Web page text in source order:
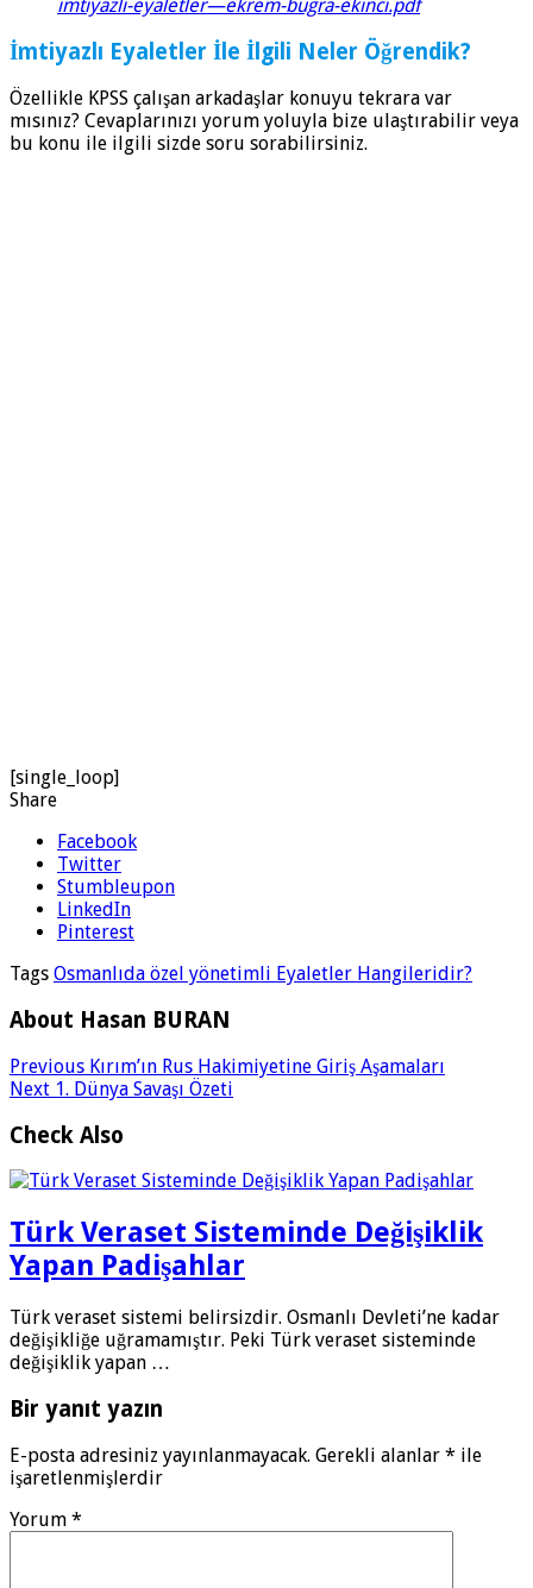
imtiyazli-eyaletler—ekrem-bugra-ekinci.pdf
İmtiyazlı Eyaletler İle İlgili Neler Öğrendik?
Özellikle KPSS çalışan arkadaşlar konuyu tekrara var
mısınız? Cevaplarınızı yorum yoluyla bize ulaştırabilir veya
bu konu ile ilgili sizde soru sorabilirsiniz.
[single_loop]
Share
Facebook
Twitter
Stumbleupon
LinkedIn
Pinterest
Tags Osmanlıda özel yönetimli Eyaletler Hangileridir?
About Hasan BURAN
Previous Kırım’ın Rus Hakimiyetine Giriş Aşamaları
Next 1. Dünya Savaşı Özeti
Check Also
Türk Veraset Sisteminde Değişiklik
Yapan Padişahlar
Türk veraset sistemi belirsizdir. Osmanlı Devleti’ne kadar
değişikliğe uğramamıştır. Peki Türk veraset sisteminde
değişiklik yapan …
Bir yanıt yazın
E-posta adresiniz yayınlanmayacak. Gerekli alanlar * ile
işaretlenmişlerdir
Yorum *